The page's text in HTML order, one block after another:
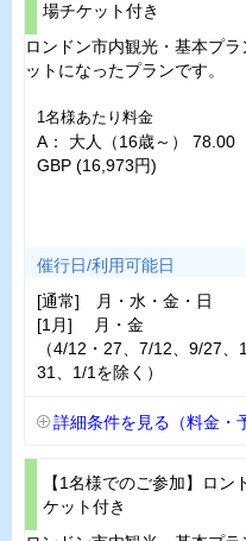
場チケット付き
ロンドン市内観光・基本プ
ットになったプランです。
1名様あたり料金
A： 大人（16歳～） 78.00
GBP (16,973円)
催行日/利用可能日
[通常] 月・水・金・日
[1月] 月・金
（4/12・27、7/12、9/27
31、1/1を除く）
詳細条件を見る（料金・
【1名様でのご参加】ロ
ケット付き